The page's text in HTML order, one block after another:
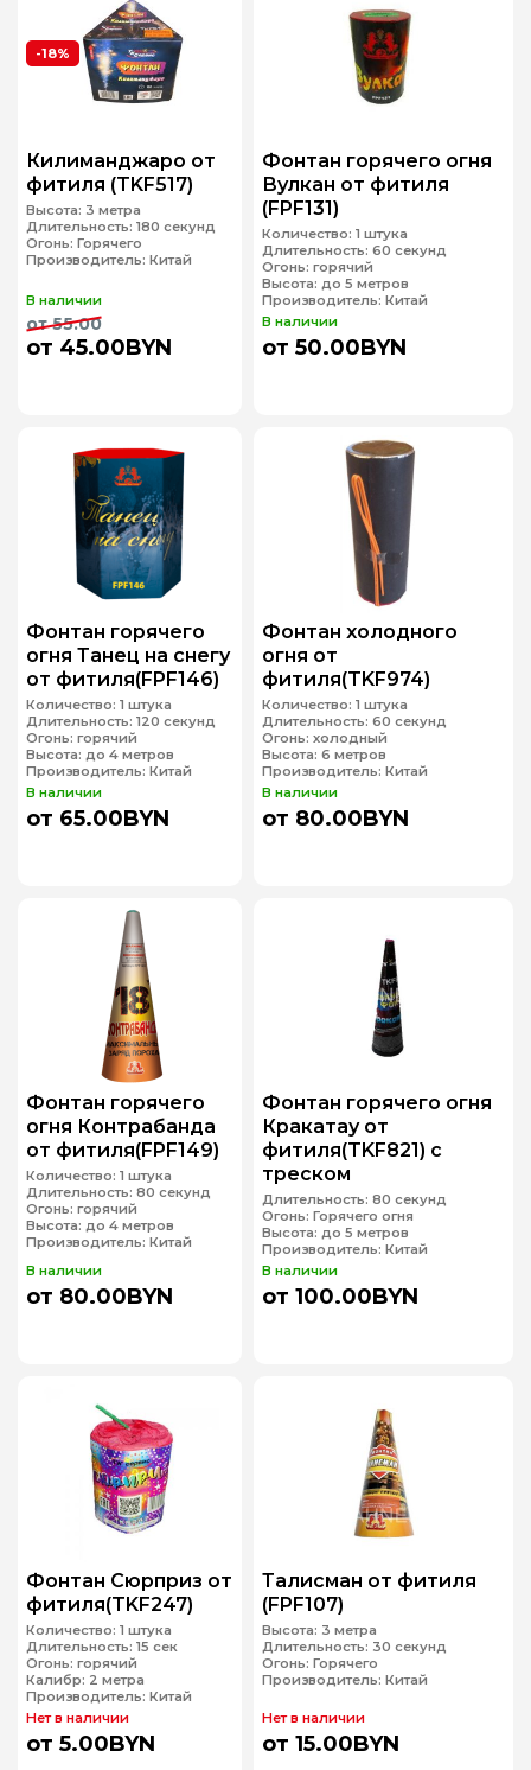
-18%
Килиманджаро от
фитиля (TKF517)
Высота: 3 метра
Длительность: 180 секунд
Огонь: Горячего
Производитель: Китай
В наличии
от 45.00BYN
от 55.00
Фонтан горячего огня
Вулкан от фитиля
(FPF131)
Количество: 1 штука
Длительность: 60 секунд
Огонь: горячий
Высота: до 5 метров
Производитель: Китай
В наличии
от 50.00BYN
Фонтан горячего
огня Танец на снегу
от фитиля(FPF146)
Количество: 1 штука
Длительность: 120 секунд
Огонь: горячий
Высота: до 4 метров
Производитель: Китай
В наличии
от 65.00BYN
Фонтан холодного
огня от
фитиля(TKF974)
Количество: 1 штука
Длительность: 60 секунд
Огонь: холодный
Высота: 6 метров
Производитель: Китай
В наличии
от 80.00BYN
Фонтан горячего
огня Контрабанда
от фитиля(FPF149)
Количество: 1 штука
Длительность: 80 секунд
Огонь: горячий
Высота: до 4 метров
Производитель: Китай
В наличии
от 80.00BYN
Фонтан горячего огня
Кракатау от
фитиля(TKF821) с
треском
Длительность: 80 секунд
Огонь: Горячего огня
Высота: до 5 метров
Производитель: Китай
В наличии
от 100.00BYN
Фонтан Сюрприз от
фитиля(TKF247)
Количество: 1 штука
Длительность: 15 сек
Огонь: горячий
Калибр: 2 метра
Производитель: Китай
Нет в наличии
от 5.00BYN
Талисман от фитиля
(FPF107)
Высота: 3 метра
Длительность: 30 секунд
Огонь: Горячего
Производитель: Китай
Нет в наличии
от 15.00BYN